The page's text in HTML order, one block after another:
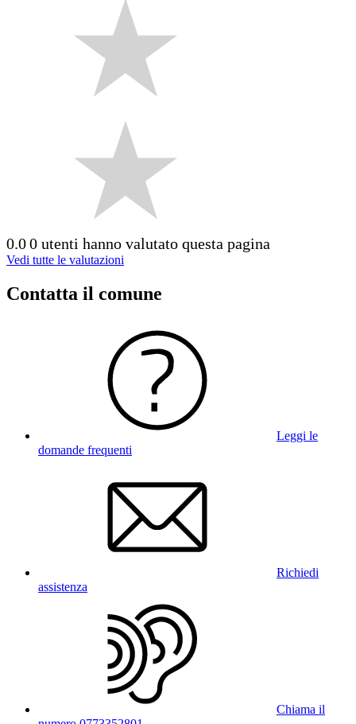
0.00 utenti hanno valutato questa pagina
Vedi tutte le valutazioni
Contatta il comune
Leggi le
domande frequenti
Richiedi
assistenza
Chiama il